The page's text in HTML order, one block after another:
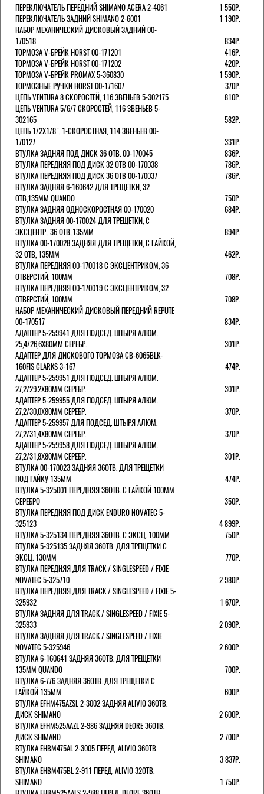
ПЕРЕКЛЮЧАТЕЛЬ ПЕРЕДНИЙ SHIMANO ACERA 2-4061
1 550Р.
ПЕРЕКЛЮЧАТЕЛЬ ЗАДНИЙ SHIMANO 2-6001
1 190Р.
НАБОР МЕХАНИЧЕСКИЙ ДИСКОВЫЙ ЗАДНИЙ 00-
170518
834Р.
ТОРМОЗА V-БРЕЙК HORST 00-171201
416Р.
ТОРМОЗА V-БРЕЙК HORST 00-171202
420Р.
ТОРМОЗА V-БРЕЙК PROMAX 5-360830
1 590Р.
ТОРМОЗНЫЕ РУЧКИ HORST 00-171607
370Р.
ЦЕПЬ VENTURA 8 СКОРОСТЕЙ, 116 ЗВЕНЬЕВ 5-302175
810Р.
ЦЕПЬ VENTURA 5/6/7 СКОРОСТЕЙ, 116 ЗВЕНЬЕВ 5-
302165
582Р.
ЦЕПЬ 1/2Х1/8", 1-СКОРОСТНАЯ, 114 ЗВЕНЬЕВ 00-
170127
331Р.
ВТУЛКА ЗАДНЯЯ ПОД ДИСК 36 ОТВ. 00-170045
836Р.
ВТУЛКА ПЕРЕДНЯЯ ПОД ДИСК 32 ОТВ 00-170038
786Р.
ВТУЛКА ПЕРЕДНЯЯ ПОД ДИСК 36 ОТВ 00-170037
786Р.
ВТУЛКА ЗАДНЯЯ 6-160642 ДЛЯ ТРЕЩЕТКИ, 32
ОТВ,135ММ QUANDO
750Р.
ВТУЛКА ЗАДНЯЯ ОДНОСКОРОСТНАЯ 00-170020
684Р.
ВТУЛКА ЗАДНЯЯ 00-170024 ДЛЯ ТРЕЩЕТКИ, С
ЭКСЦЕНТР., 36 ОТВ.,135ММ
894Р.
ВТУЛКА 00-170028 ЗАДНЯЯ ДЛЯ ТРЕЩЕТКИ, С ГАЙКОЙ,
32 ОТВ, 135ММ
462Р.
ВТУЛКА ПЕРЕДНЯЯ 00-170018 С ЭКСЦЕНТРИКОМ, 36
ОТВЕРСТИЙ, 100ММ
708Р.
ВТУЛКА ПЕРЕДНЯЯ 00-170019 С ЭКСЦЕНТРИКОМ, 32
ОТВЕРСТИЙ, 100ММ
708Р.
НАБОР МЕХАНИЧЕСКИЙ ДИСКОВЫЙ ПЕРЕДНИЙ REPUTE
00-170517
834Р.
АДАПТЕР 5-259941 ДЛЯ ПОДСЕД. ШТЫРЯ АЛЮМ.
25,4/26,6Х80ММ СЕРЕБР.
301Р.
АДАПТЕР ДЛЯ ДИСКОВОГО ТОРМОЗА CB-6065BLK-
160FIS CLARKS 3-167
474Р.
АДАПТЕР 5-259951 ДЛЯ ПОДСЕД. ШТЫРЯ АЛЮМ.
27,2/29.2Х80ММ СЕРЕБР.
301Р.
АДАПТЕР 5-259955 ДЛЯ ПОДСЕД. ШТЫРЯ АЛЮМ.
27,2/30,0Х80ММ СЕРЕБР.
370Р.
АДАПТЕР 5-259957 ДЛЯ ПОДСЕД. ШТЫРЯ АЛЮМ.
27,2/31,4Х80ММ СЕРЕБР.
370Р.
АДАПТЕР 5-259958 ДЛЯ ПОДСЕД. ШТЫРЯ АЛЮМ.
27,2/31,8Х80ММ СЕРЕБР.
301Р.
ВТУЛКА 00-170023 ЗАДНЯЯ 36ОТВ. ДЛЯ ТРЕЩЕТКИ
ПОД ГАЙКУ 135ММ
474Р.
ВТУЛКА 5-325001 ПЕРЕДНЯЯ 36ОТВ. С ГАЙКОЙ 100ММ
СЕРЕБРО
350Р.
ВТУЛКА ПЕРЕДНЯЯ ПОД ДИСК ENDURO NOVATEC 5-
325123
4 899Р.
ВТУЛКА 5-325134 ПЕРЕДНЯЯ 36ОТВ. С ЭКСЦ. 100ММ
750Р.
ВТУЛКА 5-325135 ЗАДНЯЯ 36ОТВ. ДЛЯ ТРЕЩЕТКИ С
ЭКСЦ. 130ММ
770Р.
ВТУЛКА ПЕРЕДНЯЯ ДЛЯ TRACK / SINGLESPEED / FIXIE
NOVATEC 5-325710
2 980Р.
ВТУЛКА ПЕРЕДНЯЯ ДЛЯ TRACK / SINGLESPEED / FIXIE 5-
325932
1 670Р.
ВТУЛКА ЗАДНЯЯ ДЛЯ TRACK / SINGLESPEED / FIXIE 5-
325933
2 090Р.
ВТУЛКА ЗАДНЯЯ ДЛЯ TRACK / SINGLESPEED / FIXIE
NOVATEC 5-325946
2 600Р.
ВТУЛКА 6-160641 ЗАДНЯЯ 36ОТВ. ДЛЯ ТРЕЩЕТКИ
135ММ QUANDO
700Р.
ВТУЛКА 6-776 ЗАДНЯЯ 36ОТВ. ДЛЯ ТРЕЩЕТКИ С
ГАЙКОЙ 135ММ
600Р.
ВТУЛКА EFHM475AZSL 2-3002 ЗАДНЯЯ ALIVIO 36ОТВ.
ДИСК SHIMANO
2 600Р.
ВТУЛКА EFHM525AAZL 2-986 ЗАДНЯЯ DEORE 36ОТВ.
ДИСК SHIMANO
2 700Р.
ВТУЛКА EHBM475AL 2-3005 ПЕРЕД. ALIVIO 36ОТВ.
SHIMANO
3 837Р.
ВТУЛКА EHBM475BL 2-911 ПЕРЕД. ALIVIO 32ОТВ.
SHIMANO
1 750Р.